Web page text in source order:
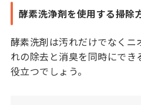
酵素洗浄剤を使用する掃除
酵素洗剤は汚れだけでなくニ
れの除去と消臭を同時にで
役立つでしょう。